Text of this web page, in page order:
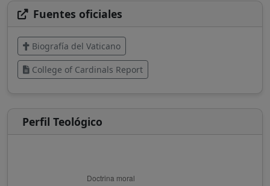
Fuentes oficiales
Biografía del Vaticano
College of Cardinals Report
Perfil Teológico